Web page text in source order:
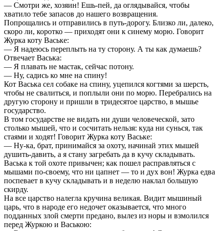
— Смотри же, хозяин! Ешь-пей, да оглядывайся, чтобы
хватило тебе запасов до нашего возвращения.
Попрощались и отправились в путь-дорогу. Близко ли, далеко,
скоро ли, коротко — приходят они к синему морю. Говорит
Журка коту Ваське:
— Я надеюсь переплыть на ту сторону. А ты как думаешь?
Отвечает Васька:
— Я плавать не мастак, сейчас потону.
— Ну, садись ко мне на спину!
Кот Васька сел собаке на спину, уцепился когтями за шерсть,
чтобы не свалиться, и поплыли они по морю. Перебрались на
другую сторону и пришли в тридесятое царство, в мышье
государство.
В том государстве не видать ни души человеческой, зато
столько мышей, что и сосчитать нельзя: куда ни сунься, так
стаями и ходят! Говорит Журка коту Ваське:
— Ну-ка, брат, принимайся за охоту, начинай этих мышей
душить-давить, а я стану загребать да в кучу складывать.
Васька к той охоте привычен; как пошел расправляться с
мышами по-своему, что ни цапнет — то и дух вон! Журка едва
поспевает в кучу складывать и в неделю наклал большую
скирду.
На все царство налегла кручина великая. Видит мышиный
царь, что в народе его недочет оказывается, что много
подданных злой смерти предано, вылез из норы и взмолился
перед Журкою и Ваською: